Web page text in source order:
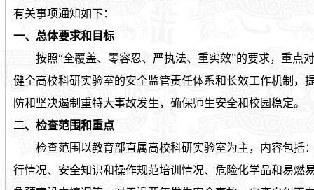
有关事项通知如下：
一、总体要求和目标
按照“全覆盖、零容忍、严执法、重实效”的要求，重点
健全高校科研实验室的安全监管责任体系和长效工作机制，
防和坚决遏制重特大事故发生，确保师生安全和校园稳定。
二、检查范围和重点
检查范围以教育部直属高校科研实验室为主，内容包括
行情况、安全知识和操作规范培训情况、危险化学品和易燃